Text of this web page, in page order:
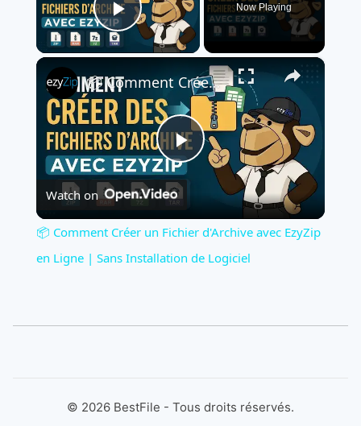
Play Video
Now Playing
×
Play
Video
📦 Comment Créer un Fichier d'Archive avec EzyZip en Ligne | Sans Installation de Logiciel
Watch on
📦 Comment Créer un Fichier d'Archive avec EzyZip
en Ligne | Sans Installation de Logiciel
© 2026 BestFile - Tous droits réservés.